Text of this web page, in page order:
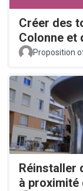
Créer des
Colonne et
Proposition
Réinstaller
à proximité